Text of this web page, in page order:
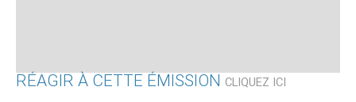
RÉAGIR À CETTE ÉMISSION CLIQUEZ ICI